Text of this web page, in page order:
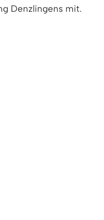
Denzlingens mit.